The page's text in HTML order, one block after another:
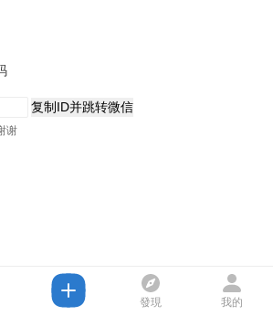
复制ID并跳转微信
谢
發現 我的